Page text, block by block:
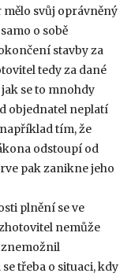
svůj oprávněný
o sobě
stavby za
tedy za dané
se to mnohdy
objednatel neplatí
tím, že
odstoupí od
pak zanikne jeho
plnění se ve
nemůže
znemožnil
třeba o situaci, kdy